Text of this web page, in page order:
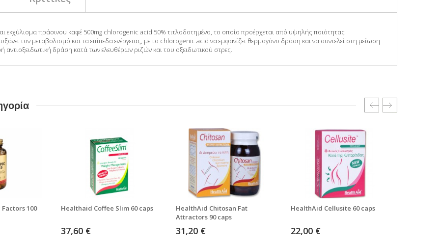
εκχύλισμα πράσινου καφέ 500mg chlorogenic acid 50% τιτλοδοτημένο, το οποίο προέρχεται από υψηλής ποιότητας
τον μεταβολισμό και τα επίπεδα ενέργειας, με το chlorogenic acid να εμφανίζει θερμογόνο δράση και να συντελεί στη μείωση
δράση κατά των ελευθέρων ριζών και του οξειδωτικού στρες.
100 Healthaid Coffee Slim 60 caps
37,60 €
HealthAid Chitosan Fat
Attractors 90 caps
31,20 €
HealthAid Cellusite 60 caps
22,00 €